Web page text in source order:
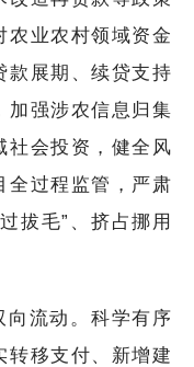
农业农村领域资金
款展期、续贷支持
加强涉农信息归集
社会投资，健全风
全过程监管，严肃
拔毛”、挤占挪用
向流动。科学有序
转移支付、新增建